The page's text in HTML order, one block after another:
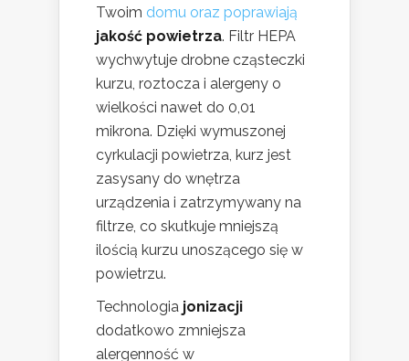
Twoim domu oraz poprawiają
jakość powietrza. Filtr HEPA
wychwytuje drobne cząsteczki
kurzu, roztocza i alergeny o
wielkości nawet do 0,01
mikrona. Dzięki wymuszonej
cyrkulacji powietrza, kurz jest
zasysany do wnętrza
urządzenia i zatrzymywany na
filtrze, co skutkuje mniejszą
ilością kurzu unoszącego się w
powietrzu.
Technologia jonizacji
dodatkowo zmniejsza
alergenność w